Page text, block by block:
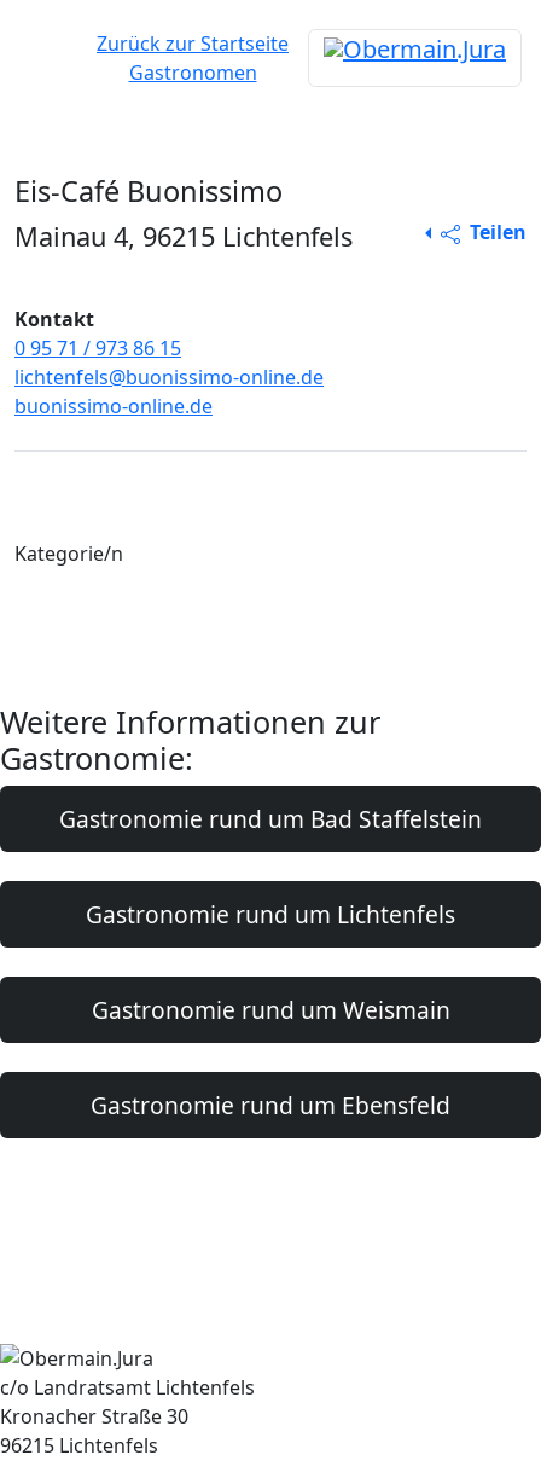
Zurück zur Startseite
Gastronomen
Eis-Café Buonissimo
Mainau 4, 96215 Lichtenfels Teilen
Kontakt
0 95 71 / 973 86 15
lichtenfels@buonissimo-online.de
buonissimo-online.de
Kategorie/n
Weitere Informationen zur
Gastronomie:
Gastronomie rund um Bad Staffelstein
Gastronomie rund um Lichtenfels
Gastronomie rund um Weismain
Gastronomie rund um Ebensfeld
c/o Landratsamt Lichtenfels
Kronacher Straße 30
96215 Lichtenfels